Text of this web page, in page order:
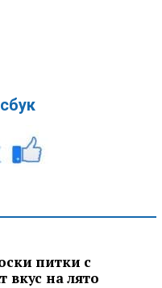
питки с
вкус на лято